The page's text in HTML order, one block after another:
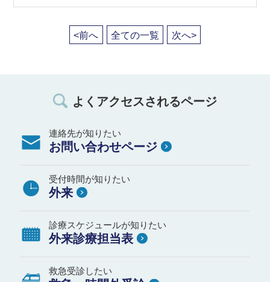
<前へ 全ての一覧 次へ>
よくアクセスされるページ
連絡先が知りたい
お問い合わせページ
受付時間が知りたい
外来
診療スケジュールが知りたい
外来診療担当表
救急受診したい